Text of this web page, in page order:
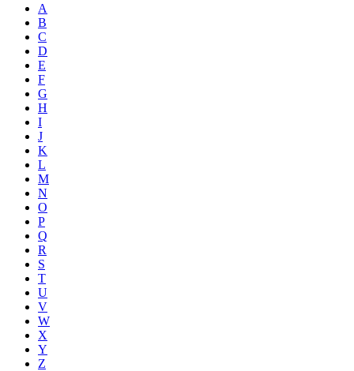
A
B
C
D
E
F
G
H
I
J
K
L
M
N
O
P
Q
R
S
T
U
V
W
X
Y
Z